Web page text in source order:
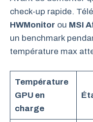
check-up rapide.
HWMonitor ou MSI
un benchmark
température max
Température
GPU en
charge